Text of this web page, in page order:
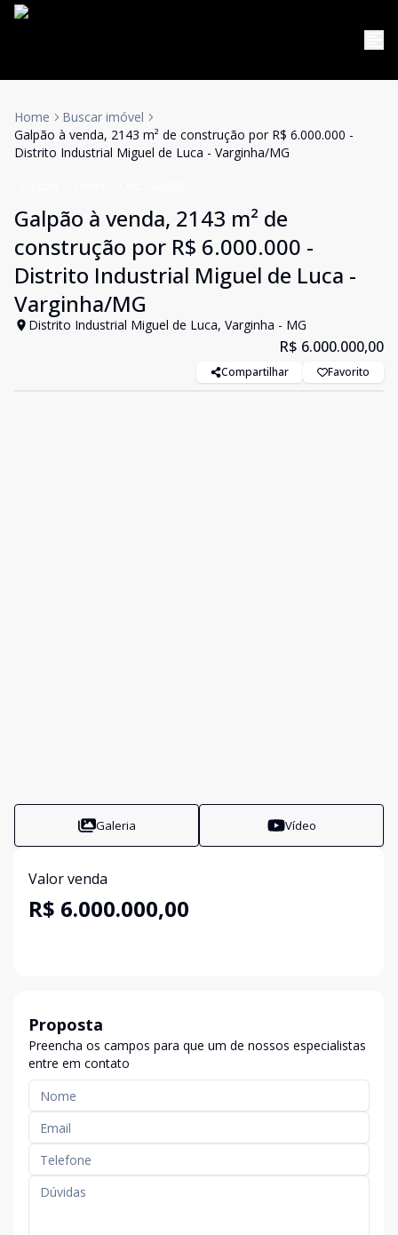
Home
Buscar imóvel
Galpão à venda, 2143 m² de construção por R$ 6.000.000 -
Distrito Industrial Miguel de Luca - Varginha/MG
Galpão à venda, 2143 m² de
construção por R$ 6.000.000 -
Distrito Industrial Miguel de Luca -
Varginha/MG
Distrito Industrial Miguel de Luca, Varginha - MG
R$ 6.000.000,00
Compartilhar Favorito
Galeria Vídeo
Valor venda
R$ 6.000.000,00
Proposta
Preencha os campos para que um de nossos especialistas
entre em contato